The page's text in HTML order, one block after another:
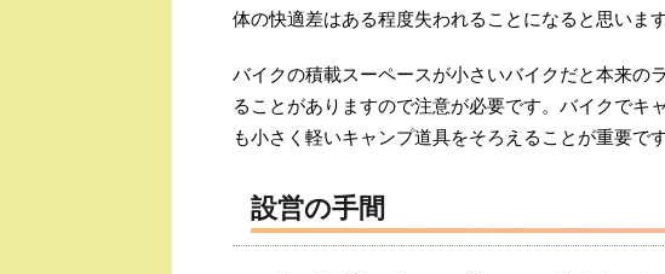
体の快適差はある程度失われることになると思います
バイクの積載スーペースが小さいバイクだと本来の
ることがありますので注意が必要です。バイクでキ
も小さく軽いキャンプ道具をそろえることが重要です
設営の手間